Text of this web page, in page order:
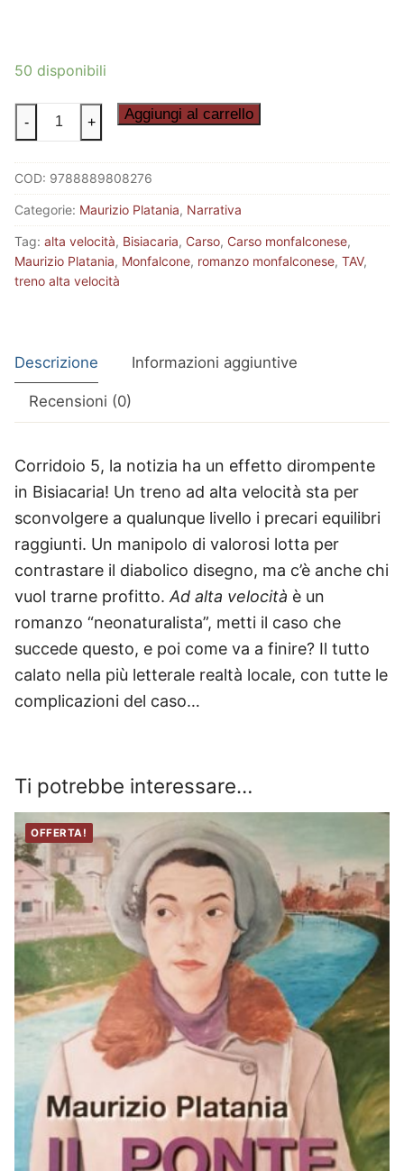
50 disponibili
ALTA
quantità
- + Aggiungi al carrello
COD: 9788889808276
Categorie: Maurizio Platania, Narrativa
Tag: alta velocità, Bisiacaria, Carso, Carso monfalconese,
Maurizio Platania, Monfalcone, romanzo monfalconese, TAV,
treno alta velocità
Descrizione Informazioni aggiuntive
Recensioni (0)
Corridoio 5, la notizia ha un effetto dirompente
in Bisiacaria! Un treno ad alta velocità sta per
sconvolgere a qualunque livello i precari equilibri
raggiunti. Un manipolo di valorosi lotta per
contrastare il diabolico disegno, ma c’è anche chi
vuol trarne profitto. Ad alta velocità è un
romanzo “neonaturalista”, metti il caso che
succede questo, e poi come va a finire? Il tutto
calato nella più letterale realtà locale, con tutte le
complicazioni del caso…
Ti potrebbe interessare…
OFFERTA!